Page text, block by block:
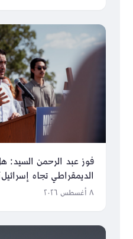
فوز عبد الرحمن السيد:
الديمقراطي تجاه
٨ أغسطس ٢٠٢٦